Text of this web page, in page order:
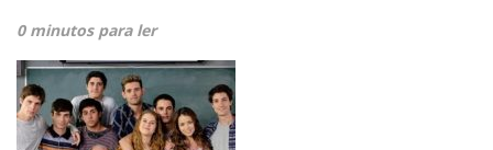
0 minutos para ler